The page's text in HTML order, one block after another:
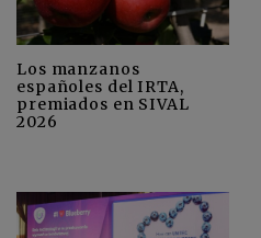
Los manzanos
españoles del IRTA,
premiados en SIVAL
2026